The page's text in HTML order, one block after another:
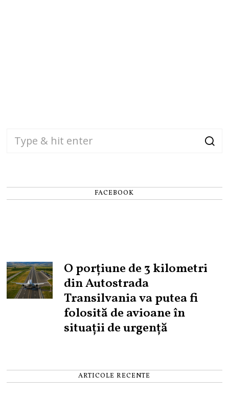
FACEBOOK
O porțiune de 3 kilometri
din Autostrada
Transilvania va putea fi
folosită de avioane în
situații de urgență
ARTICOLE RECENTE